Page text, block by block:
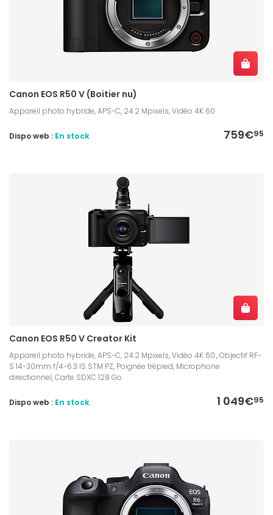
Canon EOS R50 V (Boitier nu)
Appareil photo hybride, APS-C, 24.2 Mpixels, Vidéo 4K 60
759€95
Dispo web : En stock
Canon EOS R50 V Creator Kit
Appareil photo hybride, APS-C, 24.2 Mpixels, Vidéo 4K 60., Objectif RF-
S 14-30mm f/4-6.3 IS STM PZ, Poignée trépied, Microphone
directionnel, Carte SDXC 128 Go
1 049€95
Dispo web : En stock